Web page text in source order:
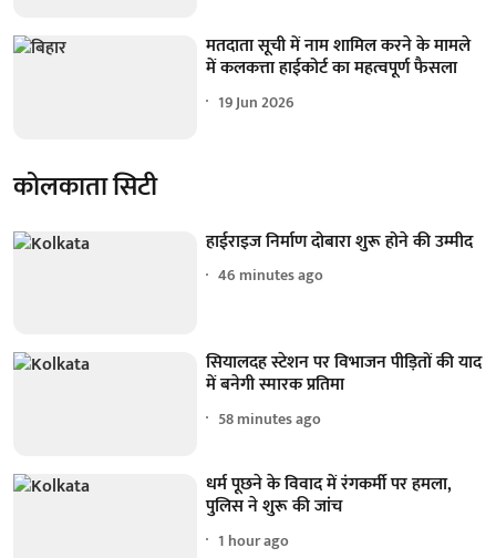
मतदाता सूची में नाम शामिल करने के मामले
में कलकत्ता हाईकोर्ट का महत्वपूर्ण फैसला
19 Jun 2026
कोलकाता सिटी
हाईराइज निर्माण दोबारा शुरू होने की उम्मीद
46 minutes ago
सियालदह स्टेशन पर विभाजन पीड़ितों की याद
में बनेगी स्मारक प्रतिमा
58 minutes ago
धर्म पूछने के विवाद में रंगकर्मी पर हमला,
पुलिस ने शुरू की जांच
1 hour ago